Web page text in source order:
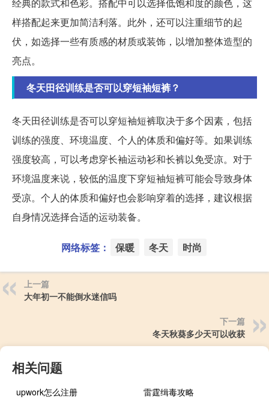
经典的款式和色彩。搭配中可以选择低饱和度的颜色，这
样搭配起来更加简洁利落。此外，还可以注重细节的起
伏，如选择一些有质感的材质或装饰，以增加整体造型的
亮点。
冬天田径训练是否可以穿短袖短裤？
冬天田径训练是否可以穿短袖短裤取决于多个因素，包括
训练的强度、环境温度、个人的体质和偏好等。如果训练
强度较高，可以考虑穿长袖运动衫和长裤以免受凉。对于
环境温度来说，较低的温度下穿短袖短裤可能会导致身体
受凉。个人的体质和偏好也会影响穿着的选择，建议根据
自身情况选择合适的运动装备。
网络标签： 保暖 冬天 时尚
上一篇
大年初一不能倒水迷信吗
下一篇
冬天秋葵多少天可以收获
相关问题
upwork怎么注册
雷霆缉毒攻略